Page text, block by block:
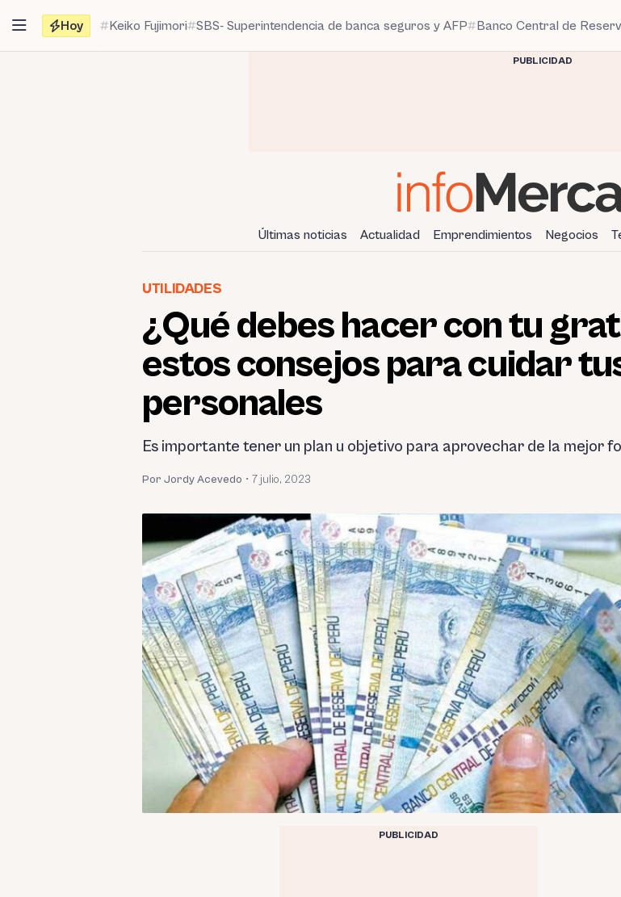
contenido
Hoy Keiko Fujimori SBS- Superintendencia de banca seguros y AFP Banco Central de
PUBLICIDAD
Últimas noticias Actualidad Emprendimientos Negocios
UTILIDADES
¿Qué debes hacer con tu
estos consejos para cuidar
personales
Es importante tener un plan u objetivo para aprovechar de la mejor
Por Jordy Acevedo • 7 julio, 2023
PUBLICIDAD